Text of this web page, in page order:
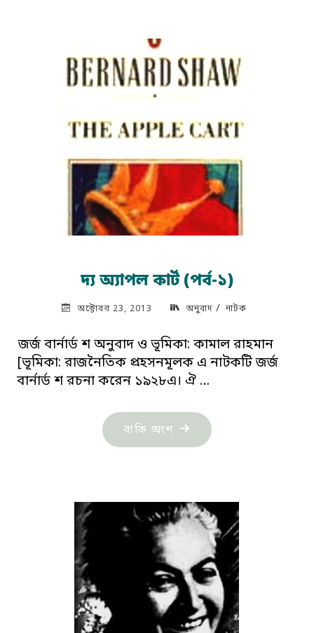
দ্য অ্যাপল কার্ট (পর্ব-১)
অক্টোবর 23, 2013 অনুবাদ/ নাটক
জর্জ বার্নার্ড শ অনুবাদ ও ভূমিকা: কামাল রাহমান
[ভূমিকা: রাজনৈতিক প্রহসনমূলক এ নাটকটি জর্জ
বার্নার্ড শ রচনা করেন ১৯২৮এ। ঐ …
বাকি অংশ "দ্য
অ্যাপল